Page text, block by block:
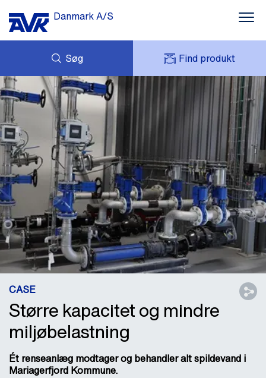
Danmark A/S
Søg Find produkt
NYHEDER
DOWNLOADS
CASES
OM OS
KONTAKT OS
FORESPØRG
AVK HOLDING (GROUP)
PRISLISTE
CASE
Større kapacitet og mindre
miljøbelastning
Ét renseanlæg modtager og behandler alt spildevand i
Mariagerfjord Kommune.